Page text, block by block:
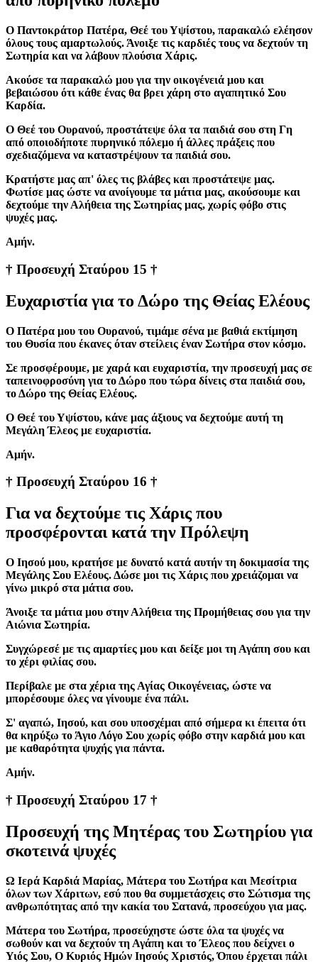
Ο Παντοκράτορ Πατέρα, Θεέ του Υψίστου, παρακαλώ ελέησον
όλους τους αμαρτωλούς. Άνοιξε τις καρδιές τους να δεχτούν τη
Σωτηρία και να λάβουν πλούσια Χάρις.
Ακούσε τα παρακαλώ μου για την οικογένειά μου και
βεβαιώσου ότι κάθε ένας θα βρει χάρη στο αγαπητικό Σου
Καρδία.
Ο Θεέ του Ουρανού, προστάτεψε όλα τα παιδιά σου στη Γη
από οποιοδήποτε πυρηνικό πόλεμο ή άλλες πράξεις που
σχεδιαζόμενα να καταστρέψουν τα παιδιά σου.
Κρατήστε μας απ' όλες τις βλάβες και προστάτεψε μας.
Φωτίσε μας ώστε να ανοίγουμε τα μάτια μας, ακούσουμε και
δεχτούμε την Αλήθεια της Σωτηρίας μας, χωρίς φόβο στις
ψυχές μας.
Aμήν.
† Προσευχή Σταύρου 15 †
Ευχαριστία για το Δώρο της Θείας Ελέους
Ο Πατέρα μου του Ουρανού, τιμάμε σένα με βαθιά εκτίμηση
του Θυσία που έκανες όταν στείλεις έναν Σωτήρα στον κόσμο.
Σε προσφέρουμε, με χαρά και ευχαριστία, την προσευχή μας σε
ταπεινοφροσύνη για το Δώρο που τώρα δίνεις στα παιδιά σου,
το Δώρο της Θείας Ελέους.
Ο Θεέ του Υψίστου, κάνε μας άξιους να δεχτούμε αυτή τη
Μεγάλη Έλεος με ευχαριστία.
Aμήν.
† Προσευχή Σταύρου 16 †
Για να δεχτούμε τις Χάρις που
προσφέρονται κατά την Πρόλεψη
Ο Ιησού μου, κρατήσε με δυνατό κατά αυτήν τη δοκιμασία της
Μεγάλης Σου Ελέους. Δώσε μοι τις Χάρις που χρειάζομαι να
γίνω μικρό στα μάτια σου.
Άνοιξε τα μάτια μου στην Αλήθεια της Προμήθειας σου για την
Αιώνια Σωτηρία.
Συγχώρεσέ με τις αμαρτίες μου και δείξε μοι τη Αγάπη σου και
το χέρι φιλίας σου.
Περίβαλε με στα χέρια της Αγίας Οικογένειας, ώστε να
μπορέσουμε όλες να γίνουμε ένα πάλι.
Σ' αγαπώ, Ιησού, και σου υποσχέμαι από σήμερα κι έπειτα ότι
θα κηρύξω το Άγιο Λόγο Σου χωρίς φόβο στην καρδιά μου και
με καθαρότητα ψυχής για πάντα.
Aμήν.
† Προσευχή Σταύρου 17 †
Προσευχή της Μητέρας του Σωτηρίου για
σκοτεινά ψυχές
Ω Ιερά Καρδιά Μαρίας, Μάτερα του Σωτήρα και Μεσίτρια
όλων των Χάριτων, εσύ που θα συμμετάσχεις στο Σώτισμα της
ανθρωπότητας από την κακία του Σατανά, προσεύχου για μας.
Μάτερα του Σωτήρα, προσεύχηστε ώστε όλα τα ψυχές να
σωθούν και να δεχτούν τη Αγάπη και το Έλεος που δείχνει ο
Υιός Σου, Ο Κυριός Ημών Ιησούς Χριστός, Όπου έρχεται πάλι